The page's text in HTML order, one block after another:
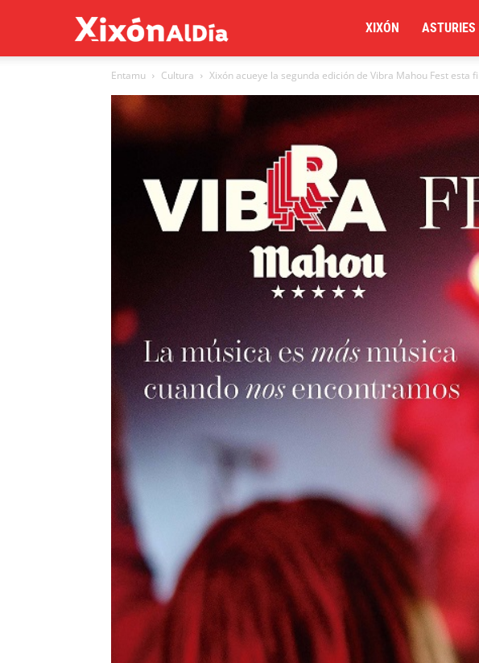
al
XIXÓN ASTURIES
Entamu Cultura Xixón acueye la segunda edición de Vibra Mahou Fest esta